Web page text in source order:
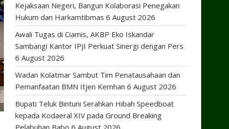
Kejaksaan Negeri, Bangun Kolaborasi Penegakan
Hukum dan Harkamtibmas 6 August 2026
Awali Tugas di Ciamis, AKBP Eko Iskandar
Sambangi Kantor IPJI Perkuat Sinergi dengan Pers
6 August 2026
Wadan Kolatmar Sambut Tim Penatausahaan dan
Pemanfaatan BMN Itjen Kemhan 6 August 2026
Bupati Teluk Bintuni Serahkan Hibah Speedboat
kepada Kodaeral XIV pada Ground Breaking
Pelabuhan Babo 6 August 2026